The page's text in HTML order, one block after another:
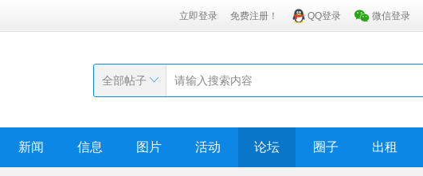
立即登录 免费注册！ QQ登录 微信登录
全部帖子
新闻 信息 图片 活动 论坛 圈子 出租